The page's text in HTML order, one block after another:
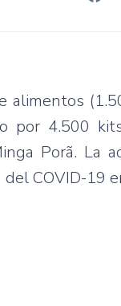
por 4.500
Porã. La
COVID-19